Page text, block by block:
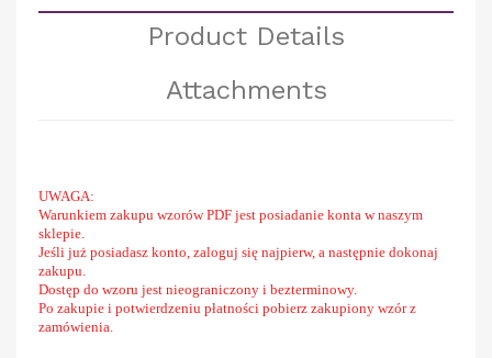
Product Details
Attachments
UWAGA:
Warunkiem zakupu wzorów PDF jest posiadanie konta w naszym
sklepie.
Jeśli już posiadasz konto, zaloguj się najpierw, a następnie dokonaj
zakupu.
Dostęp do wzoru jest nieograniczony i bezterminowy.
Po zakupie i potwierdzeniu płatności pobierz zakupiony wzór z
zamówienia.